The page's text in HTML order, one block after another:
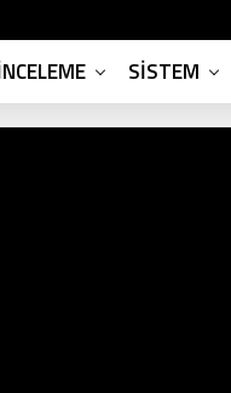
SISTEM